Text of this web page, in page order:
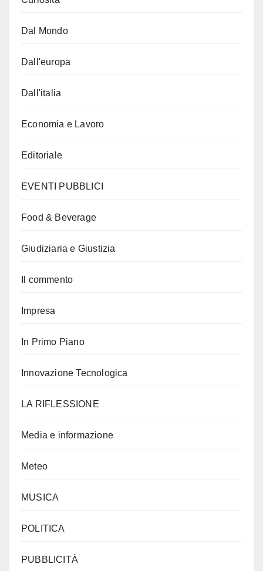
Dal Mondo
Dall'europa
Dall'italia
Economia e Lavoro
Editoriale
EVENTI PUBBLICI
Food & Beverage
Giudiziaria e Giustizia
Il commento
Impresa
In Primo Piano
Innovazione Tecnologica
LA RIFLESSIONE
Media e informazione
Meteo
MUSICA
POLITICA
PUBBLICITÀ